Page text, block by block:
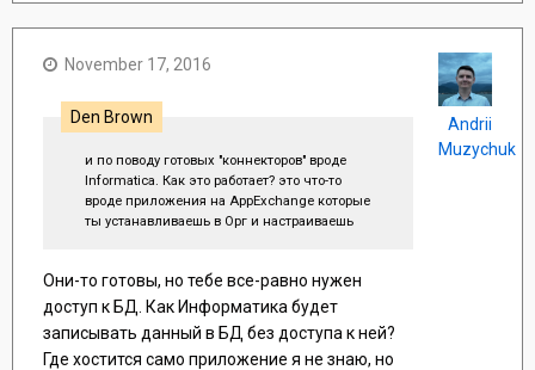
November 17, 2016
Den Brown
и по поводу готовых "коннекторов" вроде
Informatica. Как это работает? это что-то
вроде приложения на AppExchange которые
ты устанавливаешь в Орг и настраиваешь
Они-то готовы, но тебе все-равно нужен
доступ к БД. Как Информатика будет
записывать данный в БД без доступа к ней?
Где хостится само приложение я не знаю, но
Andrii
Muzychuk